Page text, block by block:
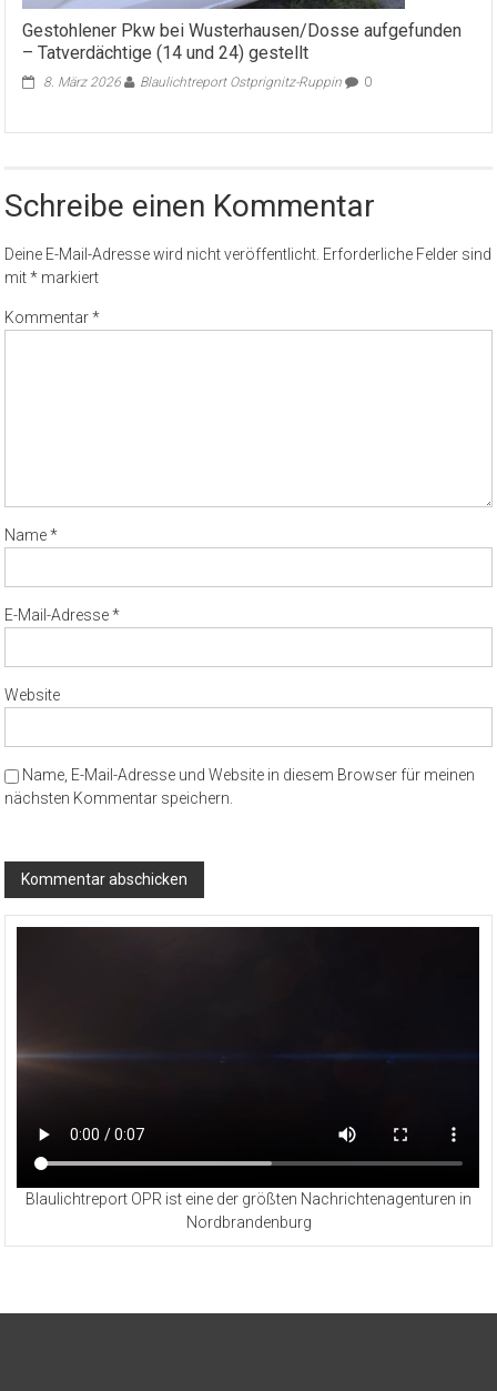
Gestohlener Pkw bei Wusterhausen/Dosse aufgefunden
– Tatverdächtige (14 und 24) gestellt
8. März 2026 Blaulichtreport Ostprignitz-Ruppin 0
Schreibe einen Kommentar
Deine E-Mail-Adresse wird nicht veröffentlicht. Erforderliche Felder sind
mit* markiert
Kommentar*
Name*
E-Mail-Adresse*
Website
Name, E-Mail-Adresse und Website in diesem Browser für meinen
nächsten Kommentar speichern.
Blaulichtreport OPR ist eine der größten Nachrichtenagenturen in
Nordbrandenburg